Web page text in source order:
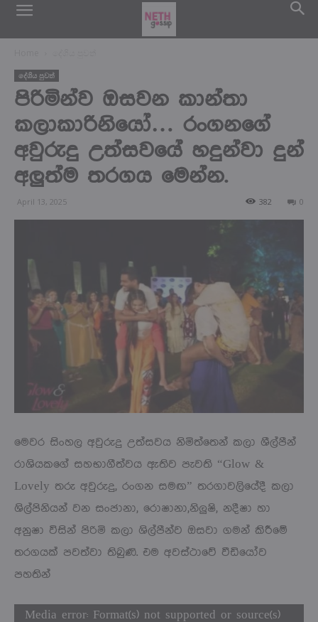
දේශිය පුවත්
පිරිමින්ව ඔසවන කාන්තා
කලාකාරිනියෝ… රංගනගේ
අවුරුදු උත්සවයේ හදුන්වා දුන්
අලුත්ම තරගය මෙන්න.
April 13, 2025 0
382
මෙවර සිංහල අවුරුදු උත්සවය නිමිත්තෙන් කලා ශීල්පීන්
රාශියකගේ සහභාගීත්වය ඇතිව පැවති “Glow &
Lovely තරු අවුරුදු, රංගන සමඟ” තරගාවලියේදී කලා
ශිල්පිනියන් වන සංජානා, රොෂානා,නිලුෂි, නදීෂා හා
අනුෂා විසින් පිරිමි කලා ශිල්පීන්ව ඔසවා ගමන් කිරීමේ
තරගයක් පවත්වා තිබුණි. එම අවස්ථාවේ වීඩියෝව
පහතින්
Video
Media error: Format(s) not supported or source(s)